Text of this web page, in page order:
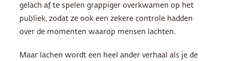
gelach af te spelen grappiger overkwamen op het
publiek, zodat ze ook een zekere controle hadden
over de momenten waarop mensen lachten.
Maar lachen wordt een heel ander verhaal als je de